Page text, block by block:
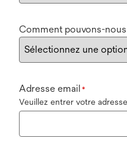
Comment pouvons-
Adresse email *
Veuillez entrer votre